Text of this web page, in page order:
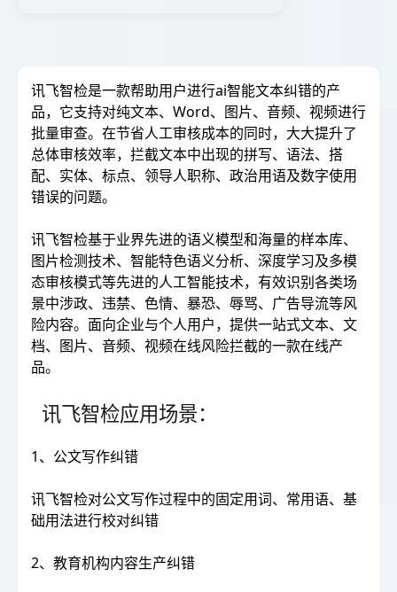
讯飞智检是一款帮助用户进行ai智能文本纠错的产
品，它支持对纯文本、Word、图片、音频、视频进行
批量审查。在节省人工审核成本的同时，大大提升了
总体审核效率，拦截文本中出现的拼写、语法、搭
配、实体、标点、领导人职称、政治用语及数字使用
错误的问题。
讯飞智检基于业界先进的语义模型和海量的样本库、
图片检测技术、智能特色语义分析、深度学习及多模
态审核模式等先进的人工智能技术，有效识别各类场
景中涉政、违禁、色情、暴恐、辱骂、广告导流等风
险内容。面向企业与个人用户，提供一站式文本、文
档、图片、音频、视频在线风险拦截的一款在线产
品。
讯飞智检应用场景：
1、公文写作纠错
讯飞智检对公文写作过程中的固定用词、常用语、基
础用法进行校对纠错
2、教育机构内容生产纠错